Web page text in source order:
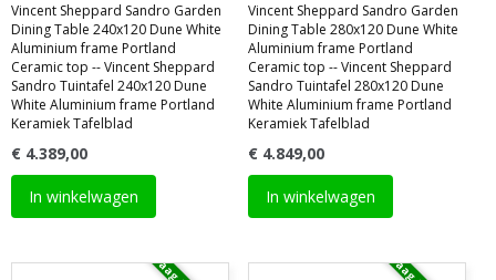
Vincent Sheppard Sandro Garden
Dining Table 240x120 Dune White
Aluminium frame Portland
Ceramic top -- Vincent Sheppard
Sandro Tuintafel 240x120 Dune
White Aluminium frame Portland
Keramiek Tafelblad
€ 4.389,00
In winkelwagen
Vincent Sheppard Sandro Garden
Dining Table 280x120 Dune White
Aluminium frame Portland
Ceramic top -- Vincent Sheppard
Sandro Tuintafel 280x120 Dune
White Aluminium frame Portland
Keramiek Tafelblad
€ 4.849,00
In winkelwagen